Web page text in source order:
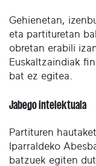
Gehienetan,
eta partituretan
obretan erabili
Euskaltzaindiak
bat ez egitea.
Jabego intelektuala
Partituren
Iparraldeko
batzuek egiten